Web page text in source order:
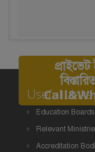
প্রাইভেট
Useful Links
Education Boards
Relevant
Accreditation